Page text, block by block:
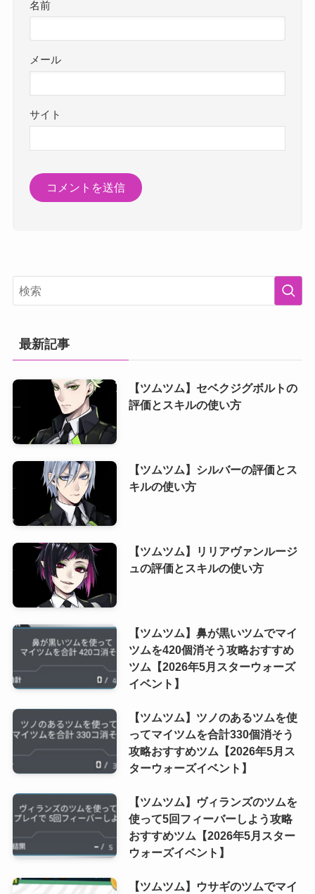
名前
メール
サイト
最新記事
【ツムツム】セベクジグボルトの
評価とスキルの使い方
【ツムツム】シルバーの評価とス
キルの使い方
【ツムツム】リリアヴァンルージ
ュの評価とスキルの使い方
【ツムツム】鼻が黒いツムでマイ
ツムを420個消そう攻略おすすめ
ツム【2026年5月スターウォーズ
イベント】
【ツムツム】ツノのあるツムを使
ってマイツムを合計330個消そう
攻略おすすめツム【2026年5月ス
ターウォーズイベント】
【ツムツム】ヴィランズのツムを
使って5回フィーバーしよう攻略
おすすめツム【2026年5月スター
ウォーズイベント】
【ツムツム】ウサギのツムでマイ